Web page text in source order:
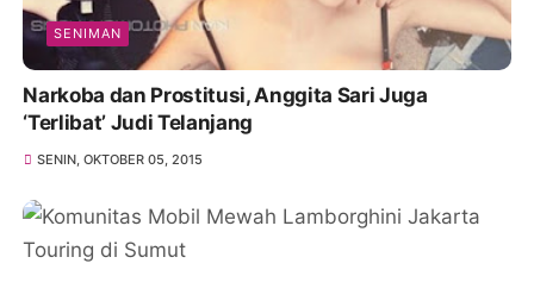
SENIMAN
Narkoba dan Prostitusi, Anggita Sari Juga
‘Terlibat’ Judi Telanjang
SENIN, OKTOBER 05, 2015